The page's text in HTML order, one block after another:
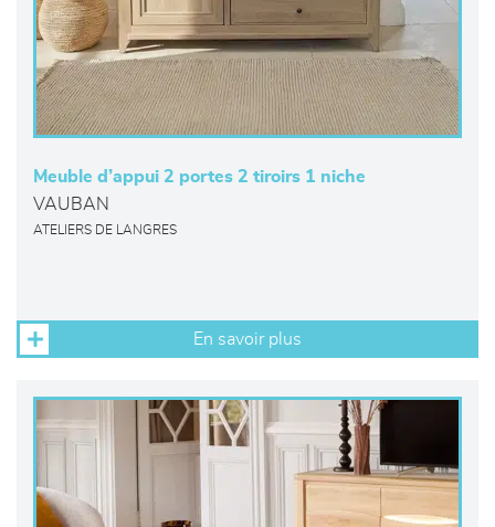
Meuble d’appui 2 portes 2 tiroirs 1 niche
VAUBAN
ATELIERS DE LANGRES
En savoir plus